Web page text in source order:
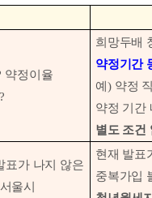
약정이율
?
희망두배
약정기간
예 ) 약정
약정 기간
별도 조건
표가 나지 않은
서울시
현재 발표
중복가입